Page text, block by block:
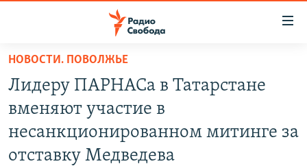
упрощенного
доступа
основному
содержанию
ПОДКАСТЫ
АВТОРСКИЕ ПРОЕКТЫ
ЦИТАТЫ СВОБОДЫ
НОВОСТИ. ПОВОЛЖЬЕ
Лидеру ПАРНАСа в Татарстане
вменяют участие в
несанкционированном митинге за
отставку Медведева